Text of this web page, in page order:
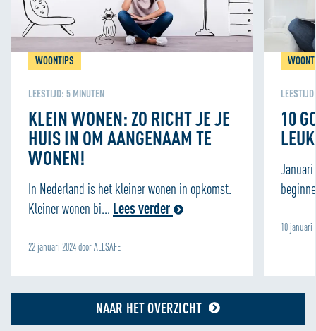
WOONTIPS
LEESTIJD: 5 MINUTEN
KLEIN WONEN: ZO RICHT JE JE
HUIS IN OM AANGENAAM TE
WONEN!
In Nederland is het kleiner wonen in opkomst.
Kleiner wonen bi... Lees verder
22 januari 2024 door ALLSAFE
10
10 januari
NAAR HET OVERZICHT